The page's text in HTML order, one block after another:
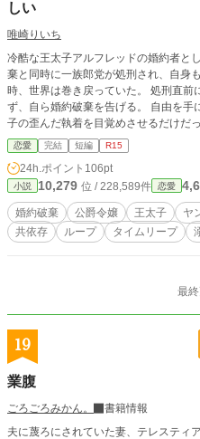
しい
唯崎りいち
冷酷な王太子アルフレッドの婚約者と
棄と同時に一族郎党が処刑され、自身も首を落とさ
時、世界は巻き戻っていた。 処刑直前に戻ったリリィは、今度こそ彼に従わ
ず、自ら婚約破棄を告げる。 自由を
子の歪んだ執着を目覚めさせるだけだった。 「今度は逃がさない」 逃
するほど深く絡め取られる、すれ違いと執着の物語。 こ
まる最悪で最高の“愛の監禁劇”。
恋愛 完結 短編 R15
24h.ポイント 106pt
小説 10,279 位 / 228,589件 恋愛
婚約破棄 公爵令嬢 王太子 ヤ
共依存
ループ タイムリープ
最
19
業腹
ごろごろみかん。
書籍情報
夫に蔑ろにされていた妻、テレスティ